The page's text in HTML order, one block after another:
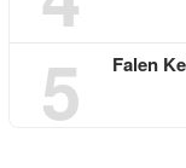
5 Falen